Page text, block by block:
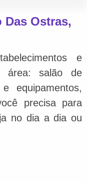
Das Ostras,
e
área: salão de
equipamentos,
precisa para
no dia a dia ou